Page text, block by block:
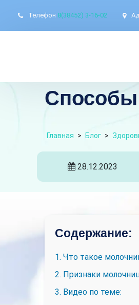
Телефон 8(38452) 3-16-02
Способы
Главная > Блог >
28.12.2023
Содержание:
1. Что такое
2. Признаки
3. Видео по теме: